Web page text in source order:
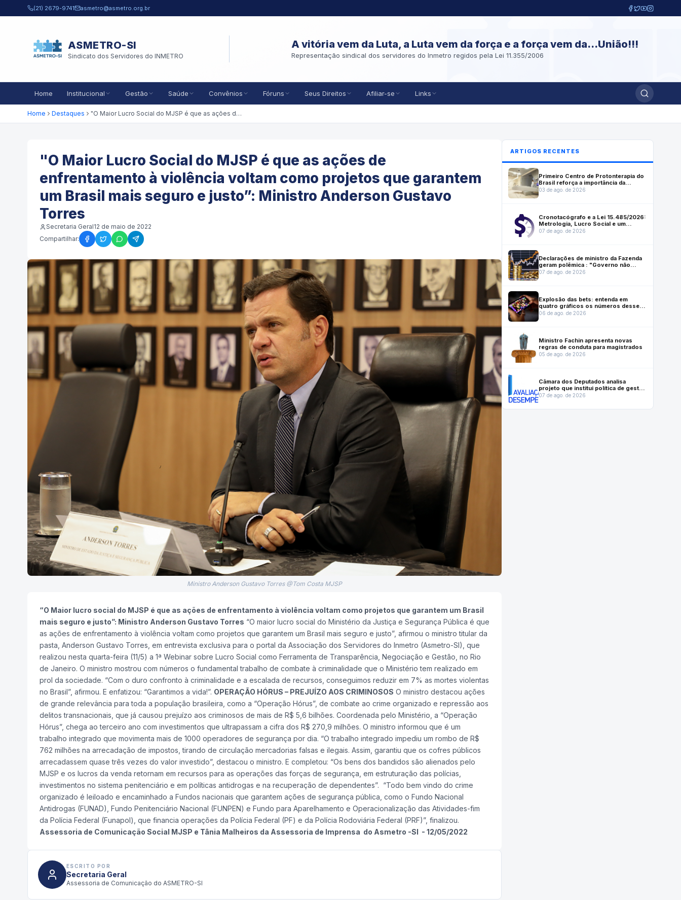
Pular para o conteúdo principal
(21) 2679-9741 asmetro@asmetro.org.br
ASMETRO-SI
Sindicato dos Servidores do INMETRO
A vitória vem da Luta, a Luta vem da força e a força vem da...União!!!
Representação sindical dos servidores do Inmetro regidos pela Lei 11.355/2006
Home Institucional Gestão Saúde Convênios Fóruns Seus Direitos Afiliar-se Links
Home Destaques "O Maior Lucro Social do MJSP é que as ações de enfrentamento à violência voltam como projetos que garantem um Brasil mais seguro e justo”: Ministro Anderson Gustavo Torres
"O Maior Lucro Social do MJSP é que as ações de
enfrentamento à violência voltam como projetos que garantem
um Brasil mais seguro e justo”: Ministro Anderson Gustavo
Torres
Secretaria Geral12 de maio de 2022
Compartilhar:
Ministro Anderson Gustavo Torres @Tom Costa MJSP
“O Maior lucro social do MJSP é que as ações de enfrentamento à violência voltam como projetos que garantem um Brasil
mais seguro e justo”: Ministro Anderson Gustavo Torres “O maior lucro social do Ministério da Justiça e Segurança Pública é que
as ações de enfrentamento à violência voltam como projetos que garantem um Brasil mais seguro e justo”, afirmou o ministro titular da
pasta, Anderson Gustavo Torres, em entrevista exclusiva para o portal da Associação dos Servidores do Inmetro (Asmetro-SI), que
realizou nesta quarta-feira (11/5) a 1ª Webinar sobre Lucro Social como Ferramenta de Transparência, Negociação e Gestão, no Rio
de Janeiro. O ministro mostrou com números o fundamental trabalho de combate à criminalidade que o Ministério tem realizado em
prol da sociedade. “Com o duro confronto à criminalidade e a escalada de recursos, conseguimos reduzir em 7% as mortes violentas
no Brasil”, afirmou. E enfatizou: “Garantimos a vida!”. OPERAÇÃO HÓRUS – PREJUÍZO AOS CRIMINOSOS O ministro destacou ações
de grande relevância para toda a população brasileira, como a “Operação Hórus”, de combate ao crime organizado e repressão aos
delitos transnacionais, que já causou prejuízo aos criminosos de mais de R$ 5,6 bilhões. Coordenada pelo Ministério, a “Operação
Hórus”, chega ao terceiro ano com investimentos que ultrapassam a cifra dos R$ 270,9 milhões. O ministro informou que é um
trabalho integrado que movimenta mais de 1000 operadores de segurança por dia. “O trabalho integrado impediu um rombo de R$
762 milhões na arrecadação de impostos, tirando de circulação mercadorias falsas e ilegais. Assim, garantiu que os cofres públicos
arrecadassem quase três vezes do valor investido”, destacou o ministro. E completou: “Os bens dos bandidos são alienados pelo
MJSP e os lucros da venda retornam em recursos para as operações das forças de segurança, em estruturação das polícias,
investimentos no sistema penitenciário e em políticas antidrogas e na recuperação de dependentes”. “Todo bem vindo do crime
organizado é leiloado e encaminhado a Fundos nacionais que garantem ações de segurança pública, como o Fundo Nacional
Antidrogas (FUNAD), Fundo Penitenciário Nacional (FUNPEN) e Fundo para Aparelhamento e Operacionalização das Atividades-fim
da Polícia Federal (Funapol), que financia operações da Polícia Federal (PF) e da Polícia Rodoviária Federal (PRF)”, finalizou.
Assessoria de Comunicação Social MJSP e Tânia Malheiros da Assessoria de Imprensa do Asmetro -SI - 12/05/2022
ESCRITO POR
Secretaria Geral
Assessoria de Comunicação do ASMETRO-SI
ARTIGOS RECENTES
Primeiro Centro de Protonterapia do
Brasil reforça a importância da
mensuração do Lucro Social em
03 de ago. de 2026
Cronotacógrafo e a Lei 15.485/2026:
Metrologia, Lucro Social e um
instrumento que ajuda a salvar vidas
07 de ago. de 2026
Declarações de ministro da Fazenda
geram polêmica : "Governo não
gasta mais do que arrecada"
07 de ago. de 2026
Explosão das bets: entenda em
quatro gráficos os números desse
mercado no Brasil
06 de ago. de 2026
Ministro Fachin apresenta novas
regras de conduta para magistrados
05 de ago. de 2026
Câmara dos Deputados analisa
projeto que institui política de gestão
e desempenho no serviço público
07 de ago. de 2026